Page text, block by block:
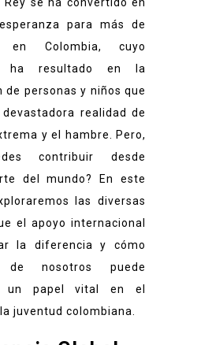
se ha convertido en
para más de
Colombia, cuyo
ha resultado en la
de personas y niños que
realidad de
y el hambre. Pero,
contribuir desde
del mundo? En este
las diversas
el apoyo internacional
la diferencia y cómo
nosotros puede
un papel vital en el
juventud colombiana.